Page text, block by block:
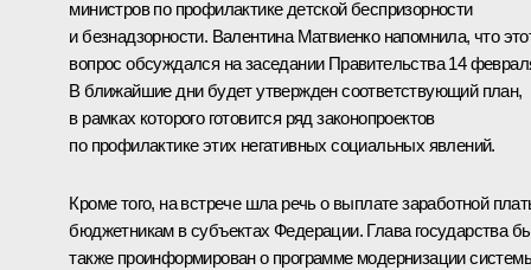
министров по профилактике детской беспризорности
и безнадзорности. Валентина Матвиенко напомнила, что
вопрос обсуждался на заседании Правительства 14
В ближайшие дни будет утвержден соответствующий план,
в рамках которого готовится ряд законопроектов
по профилактике этих негативных социальных явлений.
Кроме того, на встрече шла речь о выплате заработной
бюджетникам в субъектах Федерации. Глава государства
также проинформирован о программе модернизации